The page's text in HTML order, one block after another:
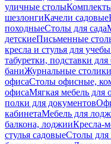
уличные столы
шезлонгиКачели садовые
походныеСтолы для сада
детскиеПисьменные
кресла и стулья для учебы
табуретки, подставки для
баниЖурнальные
офисаСтолы офисные,
офисаМягкая мебель для
полки для документов
кабинетаМебель для
балкона, лоджииКресла-
стулья садовыеСтолы для